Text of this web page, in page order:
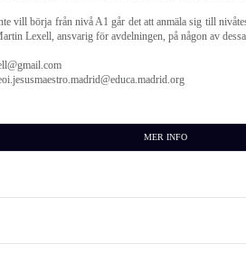
vill börja från nivå A1 går det att anmäla sig till
Lexell, ansvarig för avdelningen, på någon av
MER INFO